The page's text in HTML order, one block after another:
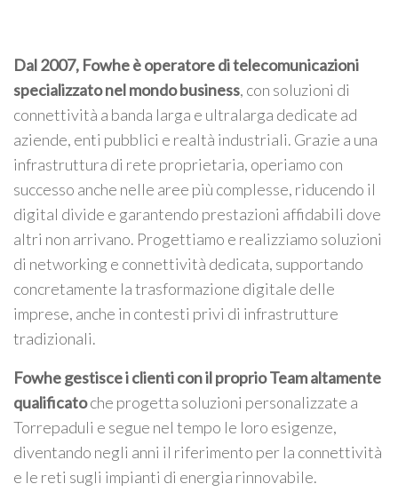
Dal 2007, Fowhe è operatore di telecomunicazioni
specializzato nel mondo business, con soluzioni di
connettività a banda larga e ultralarga dedicate ad
aziende, enti pubblici e realtà industriali. Grazie a una
infrastruttura di rete proprietaria, operiamo con
successo anche nelle aree più complesse, riducendo il
digital divide e garantendo prestazioni affidabili dove
altri non arrivano. Progettiamo e realizziamo soluzioni
di networking e connettività dedicata, supportando
concretamente la trasformazione digitale delle
imprese, anche in contesti privi di infrastrutture
tradizionali.
Fowhe gestisce i clienti con il proprio Team altamente
qualificatoche progetta soluzioni personalizzate a
Torrepaduli e segue nel tempo le loro esigenze,
diventando negli anni il riferimento per la connettività
e le reti sugli impianti di energia rinnovabile.